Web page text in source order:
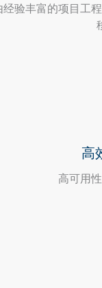
经验丰富的项目工
高
高可用